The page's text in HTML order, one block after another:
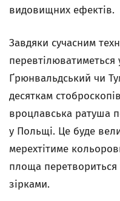
видовищних ефектів.
Завдяки сучасним
перевтілюватиметься
Ґрюнвальдський чи
десяткам
вроцлавська ратуша
у Польщі. Це буде
мерехтітиме
площа перетвориться
зірками.